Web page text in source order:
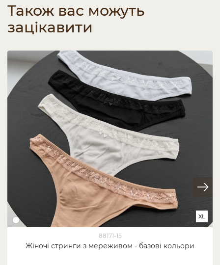
Також вас можуть
зацікавити
88171-15
Жіночі стринги з мереживом - базові кольори
XL